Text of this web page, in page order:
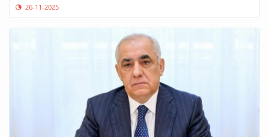
26-11-2025